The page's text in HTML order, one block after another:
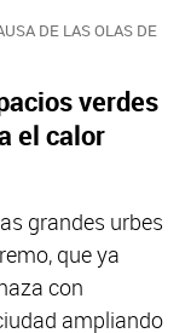
DE LAS OLAS DE
verdes
el calor
grandes urbes
que ya
con
ampliando